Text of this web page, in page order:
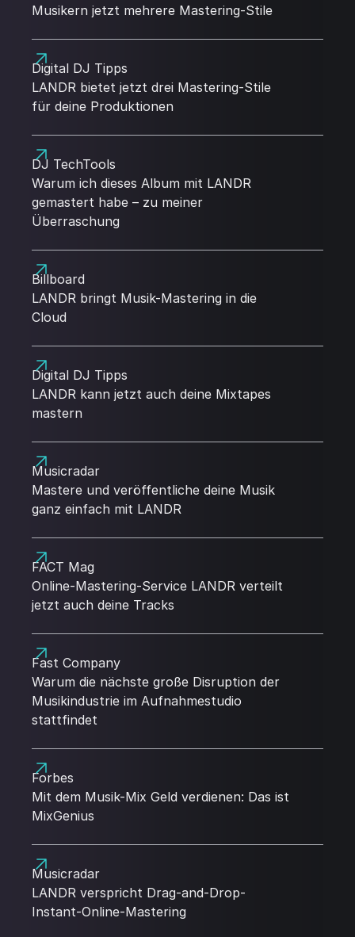
Musikern jetzt mehrere Mastering-Stile
Digital DJ Tipps
LANDR bietet jetzt drei Mastering-Stile
für deine Produktionen
DJ TechTools
Warum ich dieses Album mit LANDR
gemastert habe – zu meiner
Überraschung
Billboard
LANDR bringt Musik-Mastering in die
Cloud
Digital DJ Tipps
LANDR kann jetzt auch deine Mixtapes
mastern
Musicradar
Mastere und veröffentliche deine Musik
ganz einfach mit LANDR
FACT Mag
Online-Mastering-Service LANDR verteilt
jetzt auch deine Tracks
Fast Company
Warum die nächste große Disruption der
Musikindustrie im Aufnahmestudio
stattfindet
Forbes
Mit dem Musik-Mix Geld verdienen: Das ist
MixGenius
Musicradar
LANDR verspricht Drag-and-Drop-
Instant-Online-Mastering